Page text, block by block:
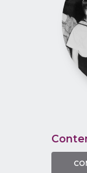
detrás de